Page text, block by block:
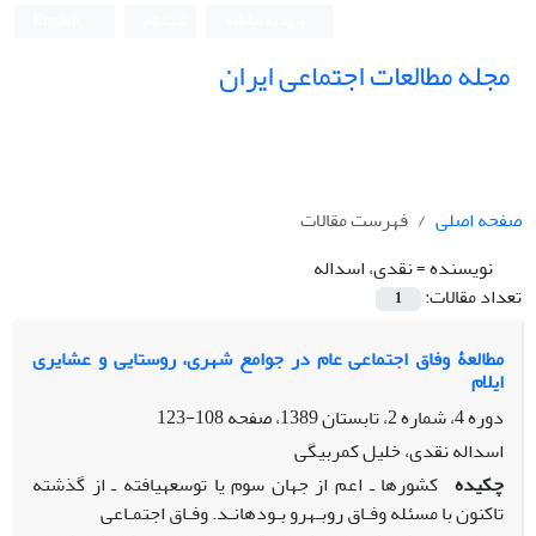
مجله مطالعات اجتماعی ایران
صفحه اصلی
فهرست مقالات
نویسنده =نقدی، اسداله
تعداد مقالات:
1
مطالعۀ وفاق اجتماعی عام در جوامع شهری، روستایی و عشایری
ایلام
دوره 4، شماره 2، تابستان 1389، صفحه
108-123
اسداله نقدی، خلیل کمربیگی
چکیده کشورها ـ اعم از جهان سوم یا توسعهیافته ـ از گذشته
تاکنون با مسئله وفـاق روبـهرو بـودهانـد. وفـاق اجتمـاعی